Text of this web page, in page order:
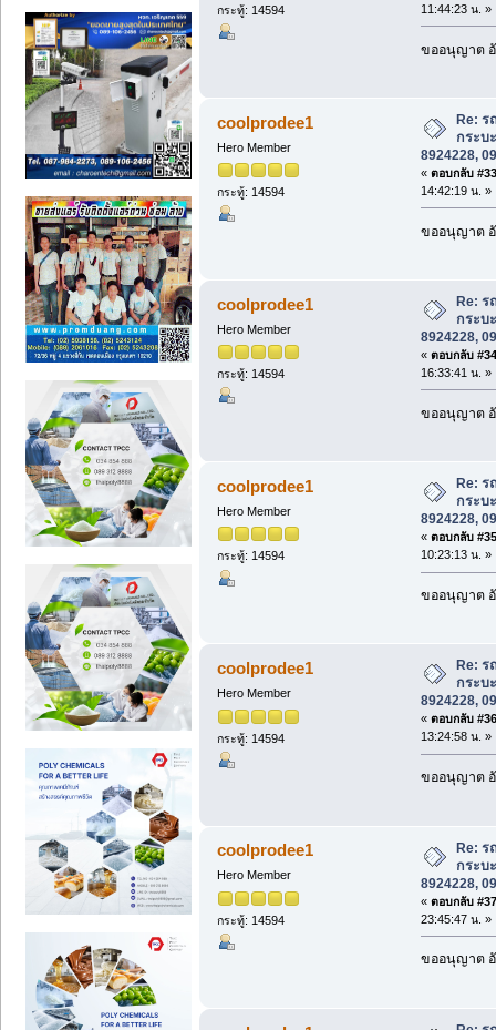
กระทู้: 14594
11:44:23 น. »
ขออนุญาต
coolprodee1
Hero Member
กระทู้: 14594
Re: ร
กระบ
8924228,
« ตอบกลับ
14:42:19 น. »
ขออนุญาต
coolprodee1
Hero Member
กระทู้: 14594
Re: ร
กระบ
8924228,
« ตอบกลับ
16:33:41 น. »
ขออนุญาต
coolprodee1
Hero Member
กระทู้: 14594
Re: ร
กระบ
8924228,
« ตอบกลับ
10:23:13 น. »
ขออนุญาต
coolprodee1
Hero Member
กระทู้: 14594
Re: ร
กระบ
8924228,
« ตอบกลับ
13:24:58 น. »
ขออนุญาต
coolprodee1
Hero Member
กระทู้: 14594
Re: ร
กระบ
8924228,
« ตอบกลับ
23:45:47 น. »
ขออนุญาต